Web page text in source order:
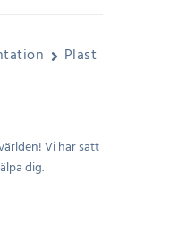
Plast
Vi har satt
dig.